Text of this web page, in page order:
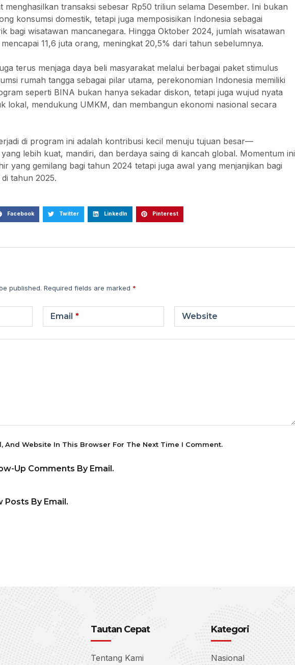
menghasilkan transaksi sebesar Rp50 triliun selama Desember. Ini bukan
konsumsi domestik, tetapi juga memposisikan Indonesia sebagai
bagi wisatawan mancanegara. Hingga Oktober 2024, jumlah wisatawan
11,6 juta orang, meningkat 20,5% dari tahun sebelumnya.
terus menjaga daya beli masyarakat melalui berbagai paket stimulus
rumah tangga sebagai pilar utama, perekonomian Indonesia memiliki
seperti BINA bukan hanya sekadar diskon, tetapi juga wujud nyata
lokal, mendukung UMKM, dan membangun ekonomi nasional secara
di program ini adalah kontribusi kecil menuju tujuan besar—
lebih kuat, mandiri, dan berdaya saing di kancah global. Momentum ini
yang gemilang bagi tahun 2024 tetapi juga awal yang menjanjikan bagi
tahun 2025.
Facebook Twitter LinkedIn Pinterest
published. Required fields are marked *
Email * Website
And Website In This Browser For The Next Time I Comment.
Up Comments By Email.
Posts By Email.
Tautan Cepat
Tentang Kami
Kategori
Nasional